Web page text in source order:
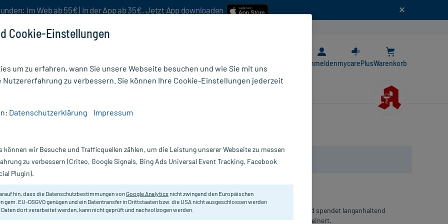
Im Web ab 55€ | In der App ab 35€. Jetzt App downloaden
AnmeldenmycarePlusWarenkorb
Nur für kurze Zeit:Gratis-Versand* ab 19€ Mindestbestellwert!
Gel, 40 ml La Roche Posay
Das leichte Gel mit Hyaluron und Vitamin B5 zieht schnell ein und spendet langanhaltend
Feuchtigkeit, während es Fältchen mildert und das Hautbild verfeinert.
Cookie-Einstellungen
um zu erfahren, wann Sie unsere Webseite besuchen und wie Sie mit uns
Nutzererfahrung zu verbessern. Sie können Ihre Cookie-Einstellungen jederzeit
Datenschutzerklärung Impressum
können wir Besuche und Trafficquellen zählen, um die Leistung unserer Webseite zu messen
zu verbessern (Criteo, Google Signals, Bing Ads Universal Event Tracking, Facebook
Plugin).
hin, dass die Datenschutzbestimmungen vonGoogle Analytics nicht zwingend den Europäischen
gem. EU-DSGVO genügen und ein Datentransfer in Drittstaaten bzw. die USA nicht ausgeschlossen werden
Daten dort verarbeitet werden, kann nicht geprüft und nachvollzogen werden.